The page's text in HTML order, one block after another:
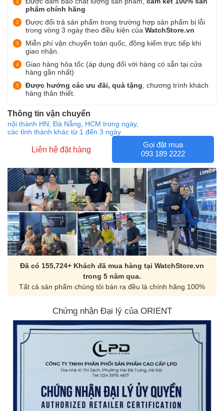
phẩm chính hãng
Được đổi trả sản phẩm trong trường hợp sản phẩm bị lỗi
trong vòng 3 ngày theo điều kiện của WatchStore.vn
Miễn phí vận chuyển toàn quốc, đồng kiểm trực tiếp khi
giao nhận.
Giao hàng hỏa tốc (áp dụng đối với hàng có sẵn tại cửa
hàng gần nhất)
Được hưởng các ưu đãi, quà tặng , chương trình khách
hàng thân thiết.
Thông tin vận chuyển
nội thành HN, Đà Nẵng, HCM trong ngày,
các tỉnh thành khác từ 1 đến 3 ngày
Liên hệ đặt hàng
Gọi đặt mua
093 189 2222
Đã có 155,724+ Khách đã mua hàng tại WatchStore.vn
trong 5 năm qua.
Tất cả sản phẩm chúng tôi bán ra đều là chính hãng 100%
Chứng nhận Đại lý của ORIENT